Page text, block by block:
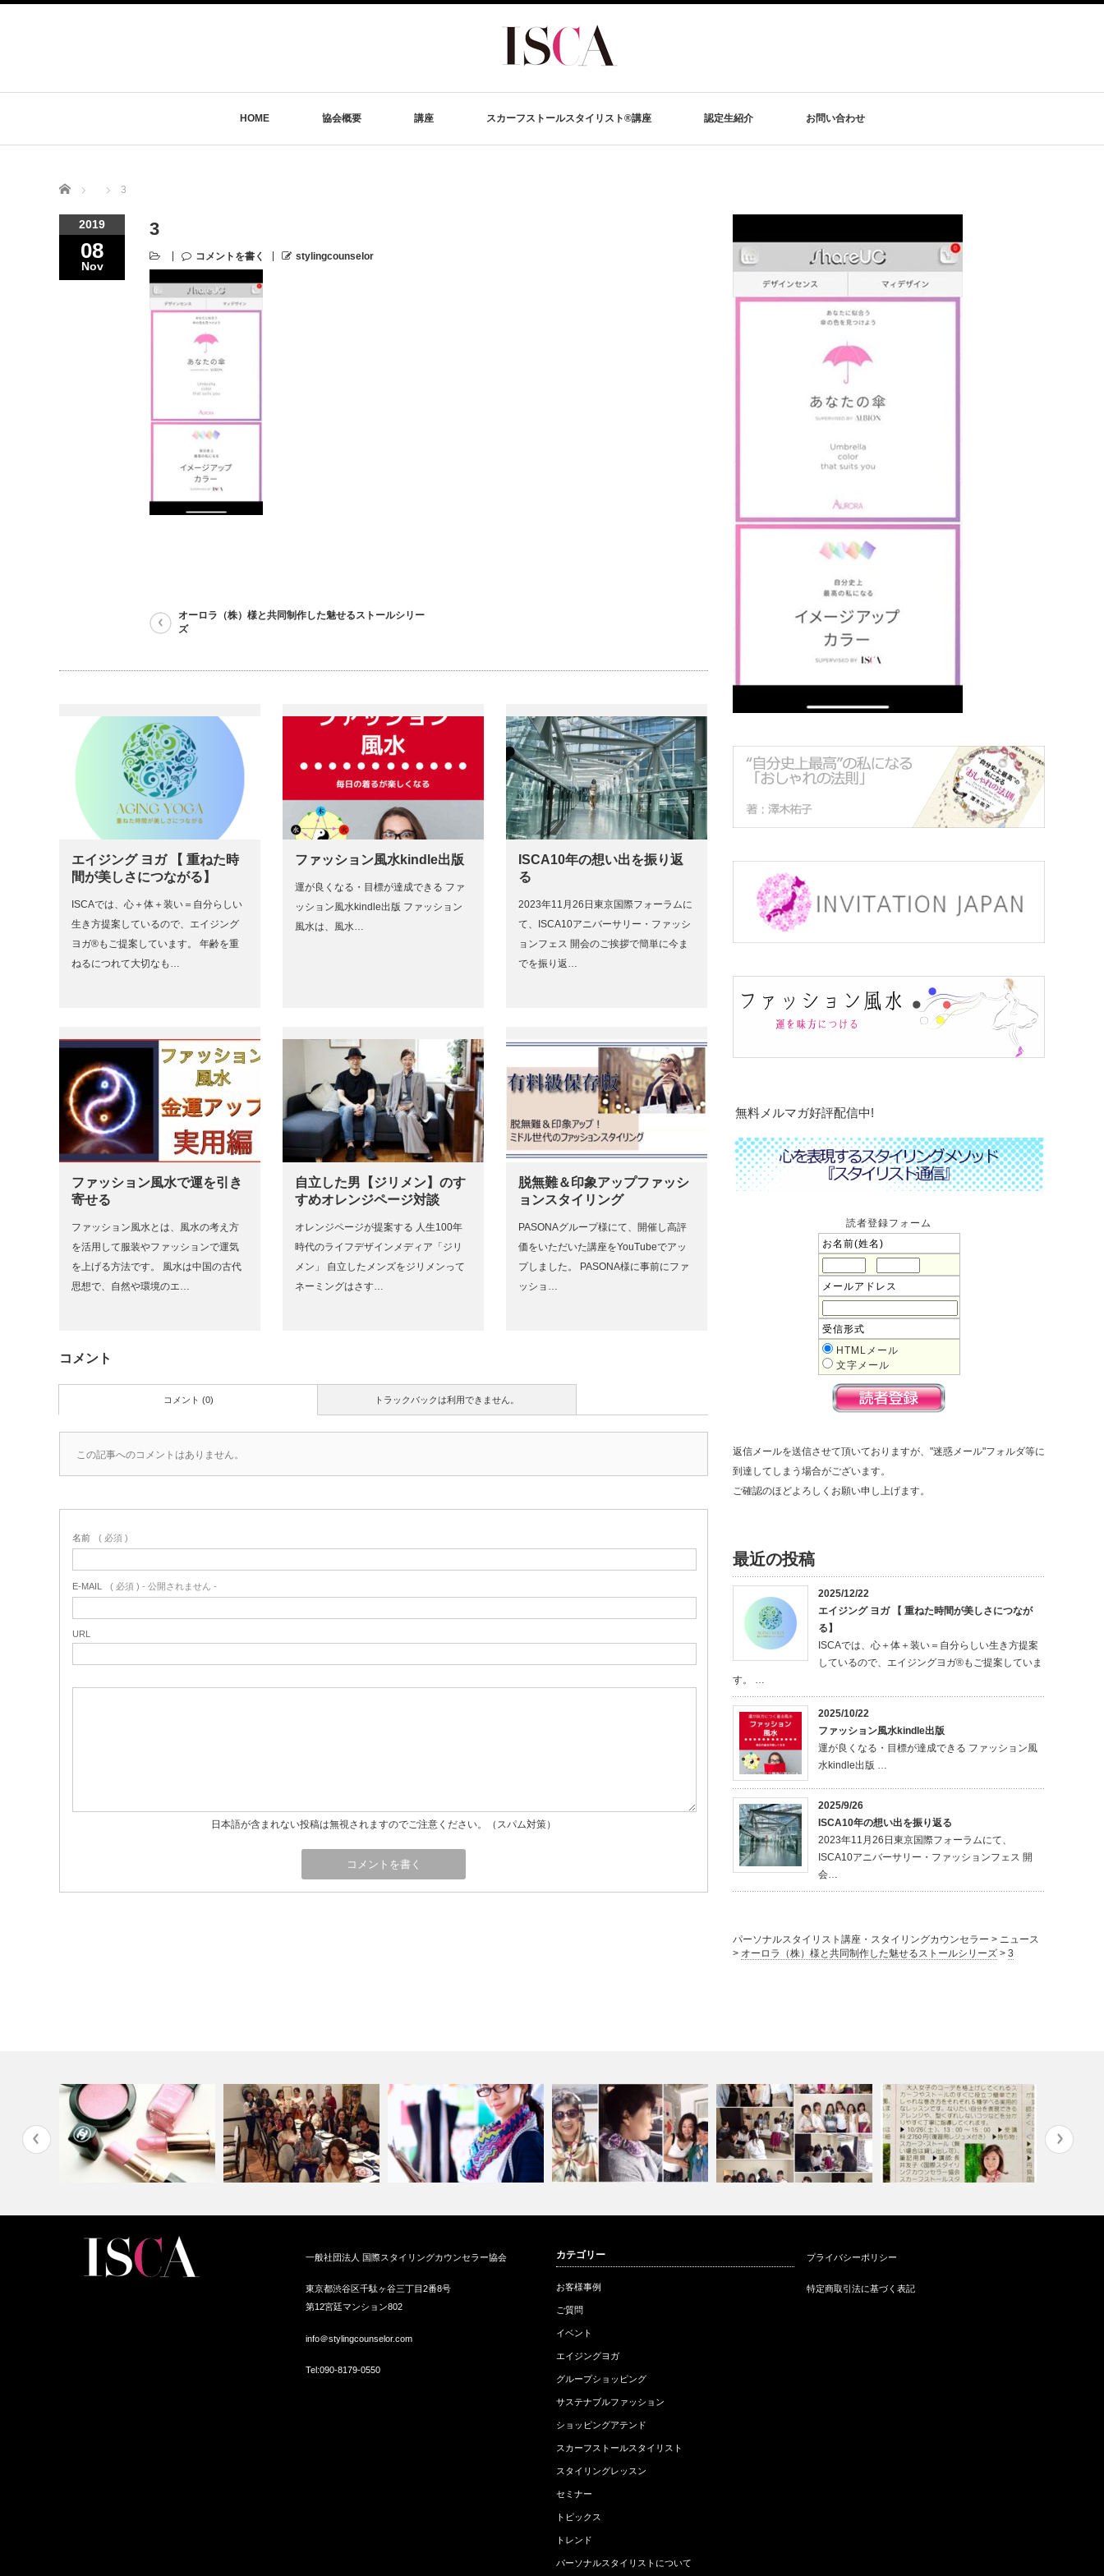
HOME 協会概要 講座 スカーフストールスタイリスト®講座 認定生紹介 お問い合わせ
Home 3
2019
08
Nov
3
コメントを書く stylingcounselor
オーロラ（株）様と共同制作した魅せるストールシリー
ズ
エイジング ヨガ 【 重ねた時
間が美しさにつながる】
ISCAでは、心＋体＋装い＝自分らしい
生き方提案しているので、エイジング
ヨガ®もご提案しています。 年齢を重
ねるにつれて大切なも…
ファッション風水kindle出版
運が良くなる・目標が達成できる ファ
ッション風水kindle出版 ファッション
風水は、風水…
ISCA10年の想い出を振り返
る
2023年11月26日東京国際フォーラムに
て、ISCA10アニバーサリー・ファッシ
ョンフェス 開会のご挨拶で簡単に今ま
でを振り返…
ファッション風水で運を引き
寄せる
ファッション風水とは、風水の考え方
を活用して服装やファッションで運気
を上げる方法です。 風水は中国の古代
思想で、自然や環境のエ…
自立した男【ジリメン】のす
すめオレンジページ対談
オレンジページが提案する 人生100年
時代のライフデザインメディア「ジリ
メン」 自立したメンズをジリメンって
ネーミングはさす…
脱無難＆印象アップファッシ
ョンスタイリング
PASONAグループ様にて、開催し高評
価をいただいた講座をYouTubeでアッ
プしました。 PASONA様に事前にファ
ッショ…
コメント
トラックバックは利用できません。
コメント (0)
この記事へのコメントはありません。
名前 ( 必須 )
E-MAIL ( 必須 ) - 公開されません -
URL
日本語が含まれない投稿は無視されますのでご注意ください。（スパム対策）
無料メルマガ好評配信中!
読者登録フォーム
お名前(姓名)
メールアドレス
受信形式
HTMLメール
文字メール
返信メールを送信させて頂いておりますが、"迷惑メール"フォルダ等に
到達してしまう場合がございます。
ご確認のほどよろしくお願い申し上げます。
最近の投稿
2025/12/22
エイジング ヨガ 【 重ねた時間が美しさにつなが
る】
ISCAでは、心＋体＋装い＝自分らしい生き方提案
しているので、エイジングヨガ®もご提案していま
す。 …
2025/10/22
ファッション風水kindle出版
運が良くなる・目標が達成できる ファッション風
水kindle出版 …
2025/9/26
ISCA10年の想い出を振り返る
2023年11月26日東京国際フォーラムにて、
ISCA10アニバーサリー・ファッションフェス 開
会…
パーソナルスタイリスト講座・スタイリングカウンセラー > ニュース
> オーロラ（株）様と共同制作した魅せるストールシリーズ > 3
2018春夏トレンドメイク
んな職業か？…
開催
スカーフ＆バッグキッド販売会
®カルチャー…
一般社団法人 国際スタイリングカウンセラー協会
東京都渋谷区千駄ヶ谷三丁目2番8号
第12宮廷マンション802
info＠stylingcounselor.com
Tel:090-8179-0550
カテゴリー
お客様事例
ご質問
イベント
エイジングヨガ
グループショッピング
サステナブルファッション
ショッピングアテンド
スカーフストールスタイリスト
スタイリングレッスン
セミナー
トピックス
トレンド
パーソナルスタイリストについて
プライバシーポリシー
特定商取引法に基づく表記